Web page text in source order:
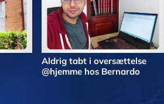
Aldrig tabt i oversættelse
@hjemme hos Bernardo